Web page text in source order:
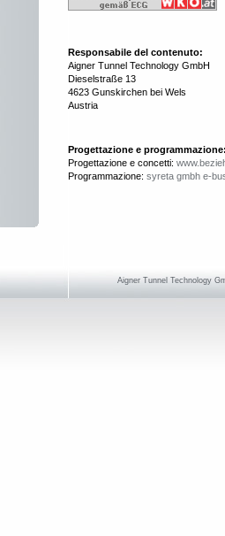
Aigner Tunnel Technology
Responsabile del contenuto:
Aigner Tunnel Technology GmbH
Dieselstraße 13
4623 Gunskirchen bei Wels
Austria
Progettazione e
Progettazione e concetti:
Programmazione: syreta gmbh e-